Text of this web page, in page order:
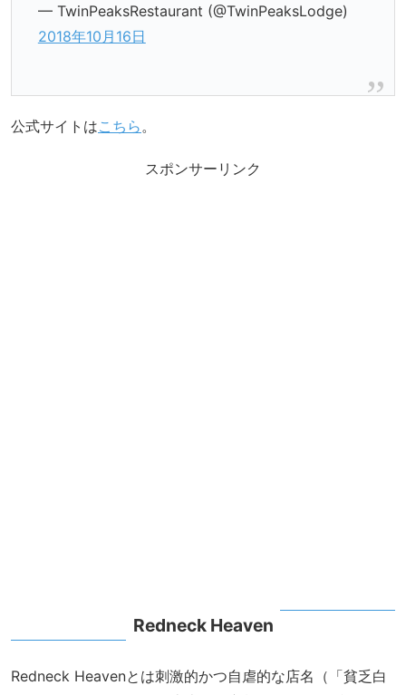
— TwinPeaksRestaurant (@TwinPeaksLodge)
2018年10月16日
公式サイトはこちら。
スポンサーリンク
Redneck Heaven
Redneck Heavenとは刺激的かつ自虐的な店名（「貧乏白